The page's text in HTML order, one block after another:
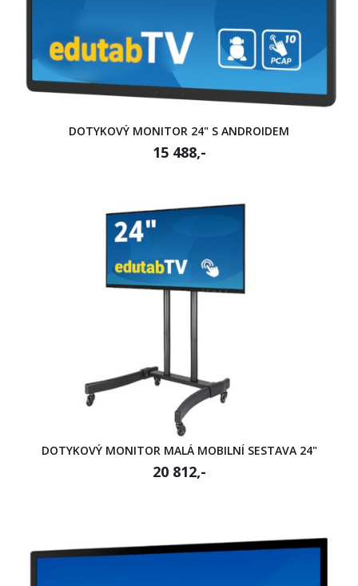
DOTYKOVÝ MONITOR 24" S ANDROIDEM
15 488,-
DOTYKOVÝ MONITOR MALÁ MOBILNÍ SESTAVA 24"
20 812,-